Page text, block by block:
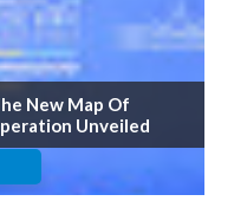
New Map Of
Unveiled